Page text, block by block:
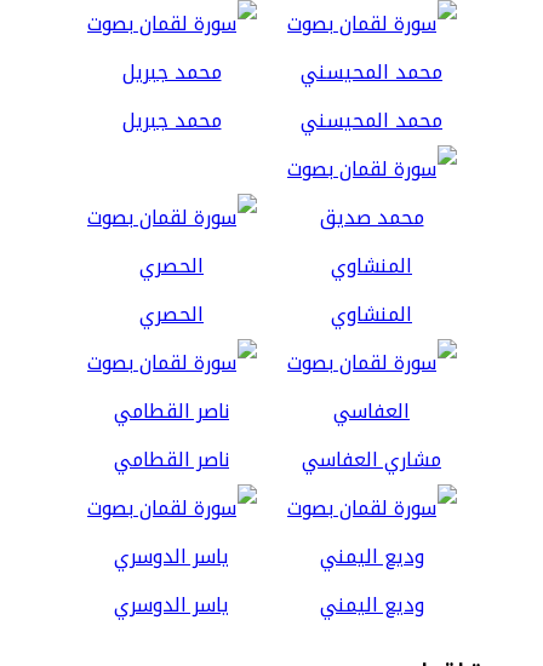
محمد المحيسني محمد جبريل
المنشاوي الحصري
مشاري العفاسي ناصر القطامي
وديع اليمني ياسر الدوسري